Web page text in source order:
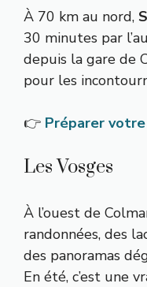
À 70 km au nord,
30 minutes par
depuis la gare de
pour les
👉 Préparer
Les Vosges
À l’ouest de
randonnées, des
des panoramas
En été, c’est une